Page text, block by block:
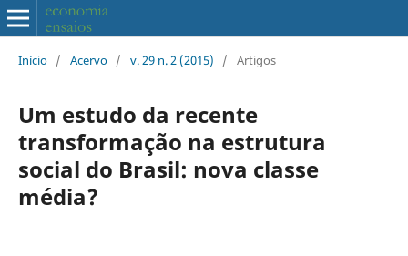
Início / Acervo / v. 29 n. 2 (2015) / Artigos
Um estudo da recente
transformação na estrutura
social do Brasil: nova classe
média?